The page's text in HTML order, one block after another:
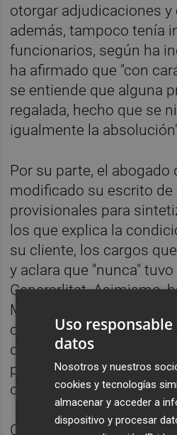
otorgar adjudicaciones y
además, tampoco tenía
funcionarios, según ha
ha afirmado que "con
se entiende que alguna
regalada, hecho que se
igualmente la
Por su parte, el abogado
modificado su escrito
provisionales para
los que explica la
su cliente, los cargos
y aclara que "nunca"
Generarlitat. Asimismo,
Market trabajó para el
con esta mercantil y con
debió al cargo que Costa
partido, en una relación
cliente.
Casanaueva ha
Uso responsable
datos
Nosotros y nuestros
cookies y tecnologías
almacenar y acceder a
dispositivo y procesar